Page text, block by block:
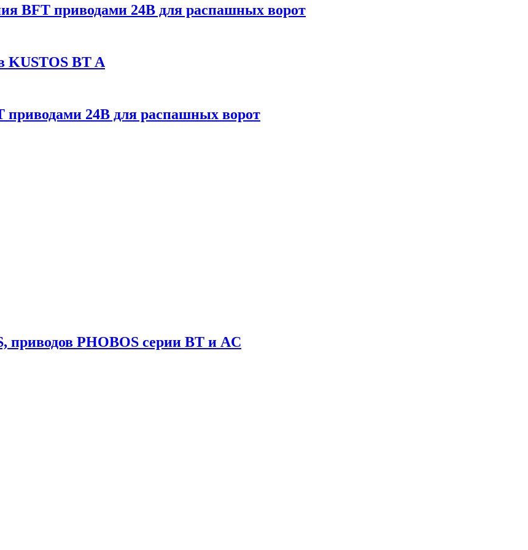
BFT приводами 24В для распашных ворот
KUSTOS BT A
24В для распашных ворот
PHOBOS серии BT и AC